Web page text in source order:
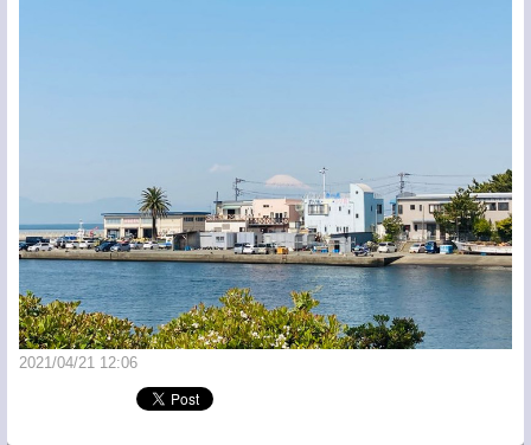
2021/04/21 12:06